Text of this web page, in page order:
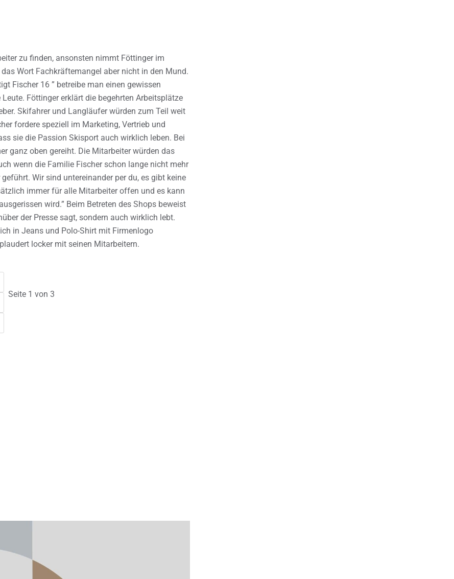
zu finden, ansonsten nimmt Föttinger im
Wort Fachkräftemangel aber nicht in den Mund.
Fischer 16 ” betreibe man einen gewissen
Föttinger erklärt die begehrten Arbeitsplätze
Skifahrer und Langläufer würden zum Teil weit
fordere speziell im Marketing, Vertrieb und
sie die Passion Skisport auch wirklich leben. Bei
ganz oben gereiht. Die Mitarbeiter würden das
wenn die Familie Fischer schon lange nicht mehr
Wir sind untereinander per du, es gibt keine
immer für alle Mitarbeiter offen und es kann
wird.” Beim Betreten des Shops beweist
der Presse sagt, sondern auch wirklich lebt.
in Jeans und Polo-Shirt mit Firmenlogo
locker mit seinen Mitarbeitern.
Seite 1 von 3